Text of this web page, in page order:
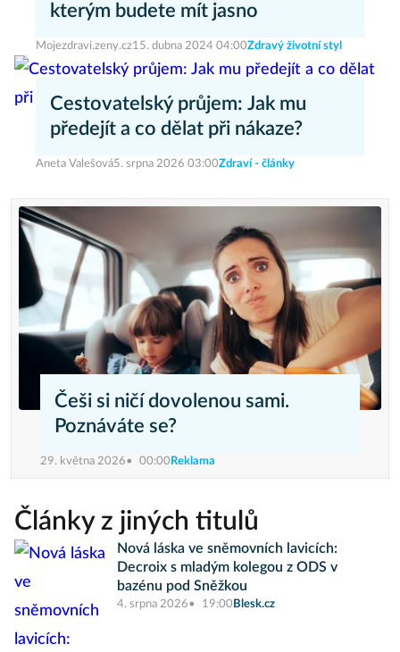
kterým budete mít jasno
Mojezdravi.zeny.cz15. dubna 2024 04:00Zdravý životní styl
Cestovatelský průjem: Jak mu
předejít a co dělat při nákaze?
Aneta Valešová5. srpna 2026 03:00Zdraví - články
Češi si ničí dovolenou sami.
Poznáváte se?
29. května 2026 00:00 Reklama
Články z jiných titulů
Nová láska ve sněmovních lavicích:
Decroix s mladým kolegou z ODS v
bazénu pod Sněžkou
4. srpna 2026 19:00 Blesk.cz